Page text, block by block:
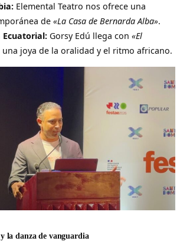
Elemental Teatro nos ofrece una
de «La Casa de Bernarda Alba».
Ecuatorial: Gorsy Edú llega con «El
una joya de la oralidad y el ritmo africano.
la danza de vanguardia